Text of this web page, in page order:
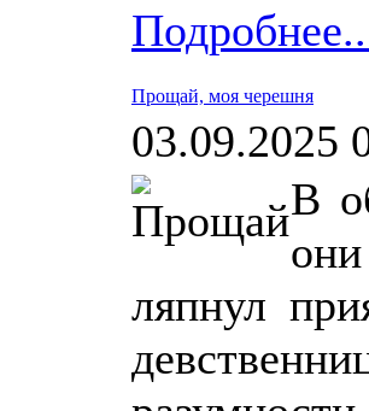
Прощай, моя черешня
03.09.2025
В
ляпнул